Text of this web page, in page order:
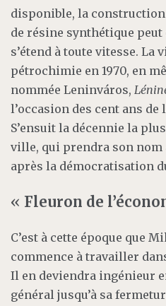
disponible, la construction
de résine synthétique peut
s’étend à toute vitesse. La
pétrochimie en 1970, en
nommée Leninváros,
l’occasion des cent ans de
S’ensuit la décennie la
ville, qui prendra son nom
après la démocratisation
« Fleuron de
C’est à cette époque que
commence à travailler
Il en deviendra ingénieur
général jusqu’à sa